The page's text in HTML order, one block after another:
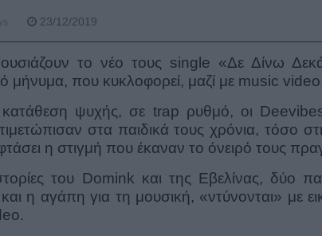
23/12/2019
το νέο τους single «Δε Δίνω
μήνυμα, που κυκλοφορεί, μαζί με music
ψυχής, σε trap ρυθμό, οι Deevibes
στα παιδικά τους χρόνια, τόσο
η στιγμή που έκαναν το όνειρό τους
του Domink και της Εβελίνας, δύο
η αγάπη για τη μουσική, «ντύνονται» με